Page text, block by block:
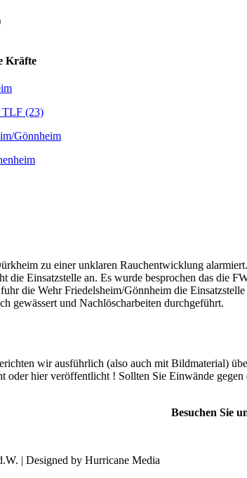
Kräfte
TLF (23)
Gönnheim
zu einer unklaren Rauchentwicklung
die Einsatzstelle an. Es wurde besprochen das die
die Wehr Friedelsheim/Gönnheim die
gewässert und Nachlöscharbeiten durchgeführt.
wir ausführlich (also auch mit Bildmaterial)
oder hier veröffentlicht ! Sollten Sie Einwände
Besuchen Sie
| Designed by Hurricane Media